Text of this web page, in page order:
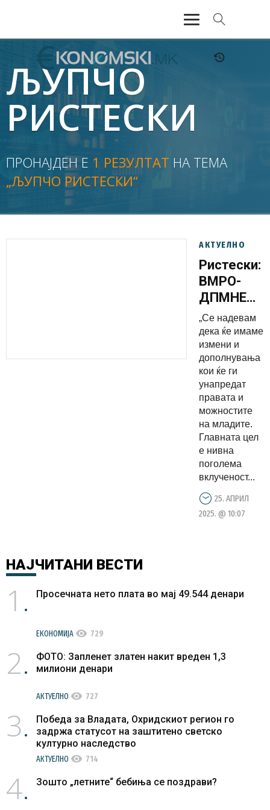
АКТУЕЛНО
ЕКОНОМИЈА
ФИНАНСИИ
БАНКАРСТВО
ЖИВОТ
МОЗАИК
ЉУПЧО
РИСТЕСКИ
ПРОНАЈДЕН Е 1 РЕЗУЛТАТ НА ТЕМА
„ЉУПЧО РИСТЕСКИ“
АКТУЕЛНО
Ристески:
ВМРО-
ДПМНЕ
останува
силен
партнер
на
младите
преку
конкретни
мерки и
политики
„Се надевам
дека ќе имаме
измени и
дополнувања
кои ќе ги
унапредат
правата и
можностите
на младите.
Главната цел
е нивна
поголема
вклученост...
25. АПРИЛ
2025. @ 10:07
НАЈЧИТАНИ ВЕСТИ
1 Просечната нето плата во мај 49.544 денари
ЕКОНОМИЈА visibility 729
2
ФОТО: Запленет златен накит вреден 1,3
милиони денари
АКТУЕЛНО visibility 727
3
Победа за Владата, Охридскиот регион го
задржа статусот на заштитено светско
културно наследство
АКТУЕЛНО visibility 714
4 Зошто „летните“ бебиња се поздрави?